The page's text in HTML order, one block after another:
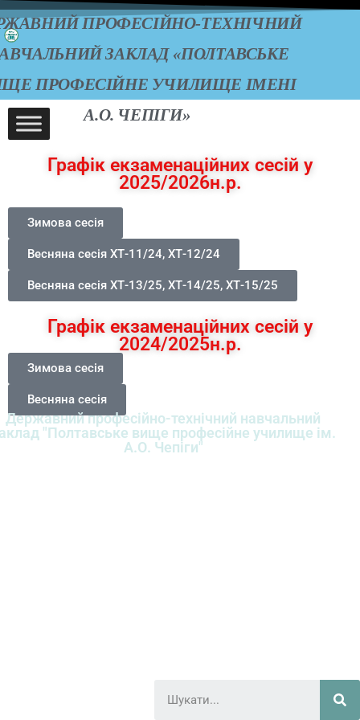
ПРОФЕСІЙНО-ТЕХНІЧНИЙ
ЗАКЛАД «ПОЛТАВСЬКЕ
ПРОФЕСІЙНЕ УЧИЛИЩЕ ІМЕНІ
А.О. ЧЕПІГИ»
Графік екзаменаційних сесій у
2025/2026н.р.
Зимова сесія
Весняна сесія ХТ-11/24, ХТ-12/24
Весняна сесія ХТ-13/25, ХТ-14/25, ХТ-15/25
Графік екзаменаційних сесій у
2024/2025н.р.
Зимова сесія
Весняна сесія
Державний професійно-технічний навчальний
"Полтавське вище професійне училище ім.
А.О. Чепіги"